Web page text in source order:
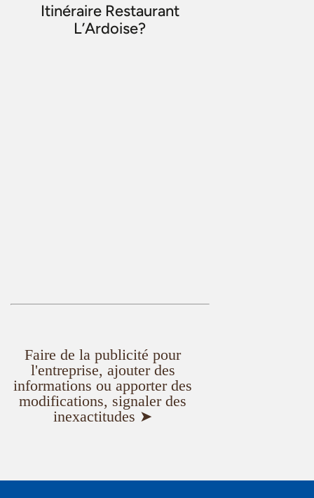
Itinéraire Restaurant
L’Ardoise?
Faire de la publicité pour
l'entreprise, ajouter des
informations ou apporter des
modifications, signaler des
inexactitudes ➤